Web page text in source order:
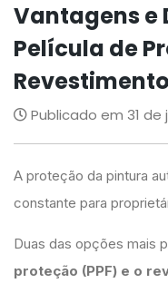
Vantagens e
Película de
Publicado em 31 de
A proteção da pintura
constante para
Duas das opções mais
proteção (PPF) e o